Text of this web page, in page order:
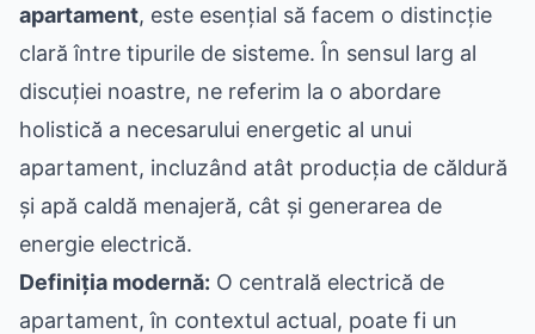
apartament, este esențial să facem o distincție
clară între tipurile de sisteme. În sensul larg al
discuției noastre, ne referim la o abordare
holistică a necesarului energetic al unui
apartament, incluzând atât producția de căldură
și apă caldă menajeră, cât și generarea de
energie electrică.
Definiția modernă: O centrală electrică de
apartament, în contextul actual, poate fi un